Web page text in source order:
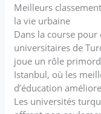
Meilleurs
la vie urbaine
Dans la course pour
universitaires de
joue un rôle
Istanbul, où les
d’éducation
Les universités